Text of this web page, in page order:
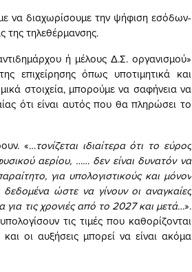
να διαχωρίσουμε την ψήφιση εσόδων-
της τηλεθέρμανσης.
ή μέλους Δ.Σ. οργανισμού»
επιχείρησης όπως υποτιμητικά και
στοιχεία, μπορούμε να σαφήνεια να
ότι είναι αυτός που θα πληρώσει το
«…τονίζεται ιδιαίτερα ότι το εύρος
αερίου, …… δεν είναι δυνατόν να
για υπολογιστικούς και μόνον
ώστε να γίνουν οι αναγκαίες
τις χρονιές από το 2027 και μετά…».
τις τιμές που καθορίζονται
και οι αυξήσεις μπορεί να είναι ακόμα